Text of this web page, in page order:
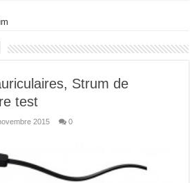
Strum de
test
2015 0